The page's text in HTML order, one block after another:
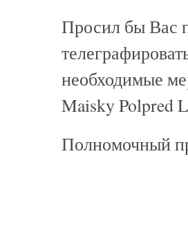
Просил бы Вас
необходимые
Maisky Polpred
Полномочный